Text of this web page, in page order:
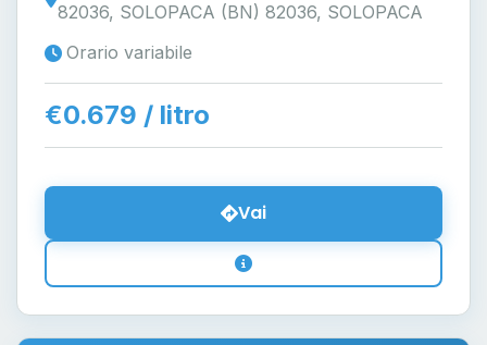
82036, SOLOPACA (BN) 82036, SOLOPACA
Orario variabile
€0.679 / litro
Vai